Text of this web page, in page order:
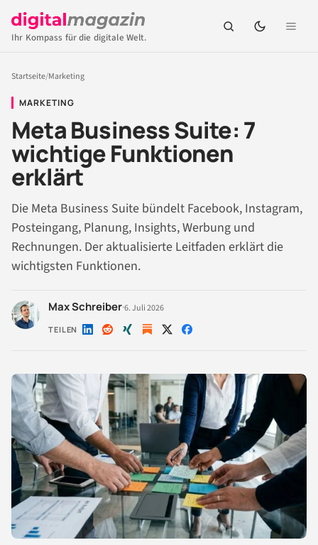
Ihr Kompass für die digitale Welt.
Startseite/Marketing
MARKETING
Meta Business Suite: 7
wichtige Funktionen
erklärt
Die Meta Business Suite bündelt Facebook, Instagram,
Posteingang, Planung, Insights, Werbung und
Rechnungen. Der aktualisierte Leitfaden erklärt die
wichtigsten Funktionen.
Max Schreiber·6. Juli 2026
TEILEN Auf Auf Auf Auf Auf